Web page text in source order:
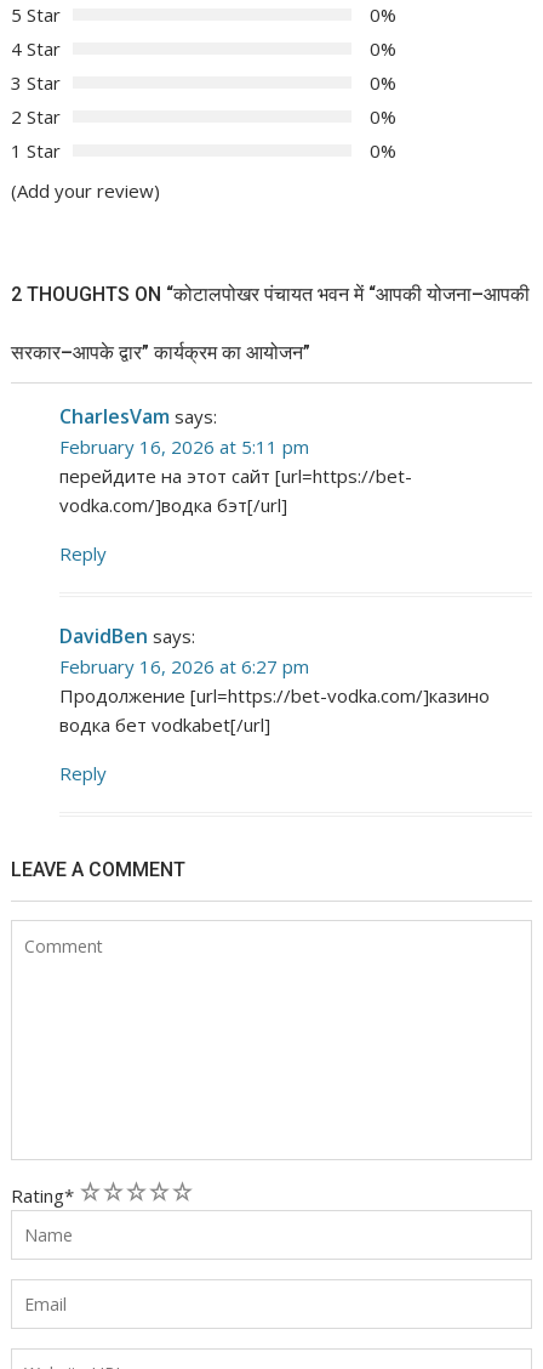
5 Star
0%
4 Star
0%
3 Star
0%
2 Star
0%
1 Star
0%
(Add your review)
2 THOUGHTS ON “कोटालपोखर पंचायत भवन में “आपकी योजना–आपकी
सरकार–आपके द्वार” कार्यक्रम का आयोजन”
CharlesVam says:
February 16, 2026 at 5:11 pm
перейдите на этот сайт [url=https://bet-
vodka.com/]водка бэт[/url]
Reply
DavidBen says:
February 16, 2026 at 6:27 pm
Продолжение [url=https://bet-vodka.com/]казино
водка бет vodkabet[/url]
Reply
LEAVE A COMMENT
Rating* 5
4
3
2
1